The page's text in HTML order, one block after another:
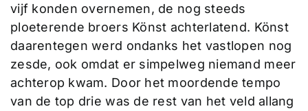
vijf konden overnemen, de nog steeds
ploeterende broers Könst achterlatend. Könst
daarentegen werd ondanks het vastlopen nog
zesde, ook omdat er simpelweg niemand meer
achterop kwam. Door het moordende tempo
van de top drie was de rest van het veld allang